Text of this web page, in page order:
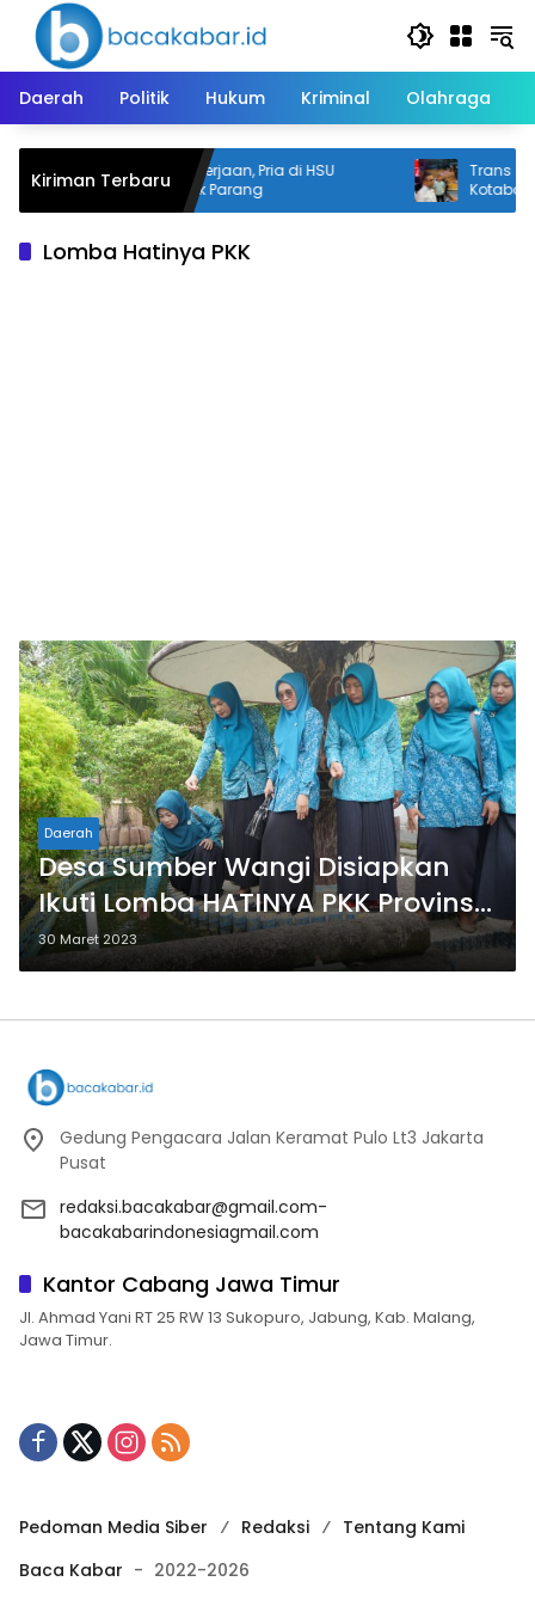
Langsung
konten
Daerah
Politik Hukum Kriminal Olahraga
Kiriman Terbaru
Cekcok Soal Pekerjaan, Pria di HSU
Diduga Dibacok Parang
Trans
Kotabaru
Lomba Hatinya PKK
Daerah
Desa Sumber Wangi Disiapkan
Ikuti Lomba HATINYA PKK Provinsi
Kalsel
30 Maret 2023
Gedung Pengacara Jalan Keramat Pulo Lt3 Jakarta
Pusat
redaksi.bacakabar@gmail.com-
bacakabarindonesiagmail.com
Kantor Cabang Jawa Timur
Jl. Ahmad Yani RT 25 RW 13 Sukopuro, Jabung, Kab. Malang,
Jawa Timur.
Pedoman Media Siber Redaksi
Tentang Kami
Baca Kabar - 2022-2026